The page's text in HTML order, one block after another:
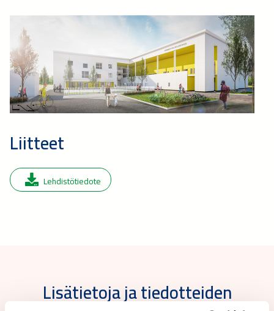
Liitteet
Lehdistötiedote
Lisätietoja ja tiedotteiden